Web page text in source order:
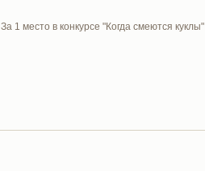
За 1 место в конкурсе "Когда смеются куклы"